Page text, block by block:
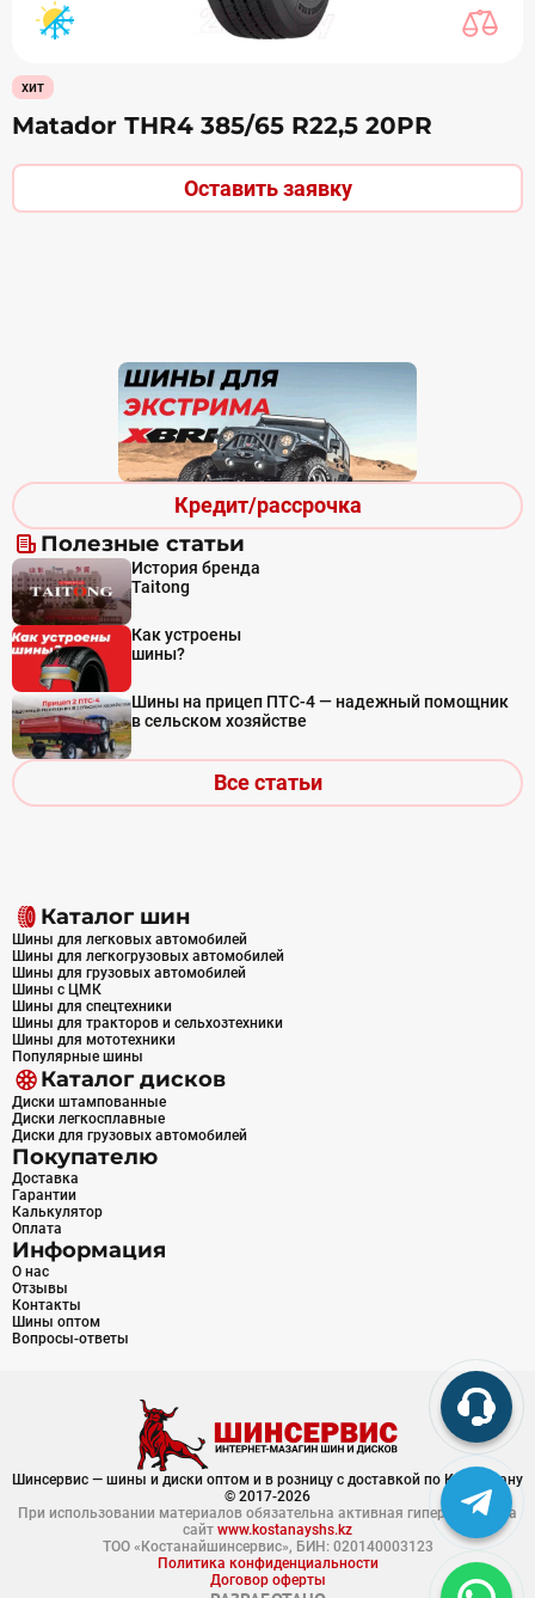
Кредит/рассрочка
Полезные статьи
История бренда
Taitong
Как устроены
шины?
Шины на прицеп ПТС-4 — надежный помощник
в сельском хозяйстве
Все статьи
хит
Matador ТHR4 385/65 R22,5 20PR
Оставить заявку
Каталог шин
Шины для легковых автомобилей
Шины для легкогрузовых автомобилей
Шины для грузовых автомобилей
Шины с ЦМК
Шины для спецтехники
Шины для тракторов и сельхозтехники
Шины для мототехники
Популярные шины
Каталог дисков
Диски штампованные
Диски легкосплавные
Диски для грузовых автомобилей
Покупателю
Доставка
Гарантии
Калькулятор
Оплата
Информация
О нас
Отзывы
Контакты
Шины оптом
Вопросы-ответы
Шинсервис — шины и диски оптом и в розницу с доставкой по Казахстану
© 2017-2026
При использовании материалов обязательна активная гиперссылка на
сайт www.kostanayshs.kz
ТОО «Костанайшинсервис», БИН: 020140003123
Политика конфиденциальности
Договор оферты